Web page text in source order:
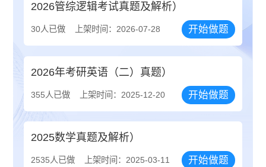
2026管综逻辑考试真题及解析）
30人已做 上架时间：2026-07-28 开始做题
2026年考研英语（二）真题）
355人已做 上架时间：2025-12-20 开始做题
2025数学真题及解析）
2535人已做 上架时间：2025-03-11 开始做题